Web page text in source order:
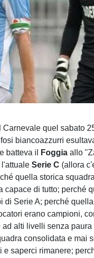
Carnevale quel sabato
biancoazzurri
batteva il Foggia allo
l'attualeSerie C (allora
quella storica
capace di tutto; perché
di Serie A; perché
erano campioni,
ad alti livelli senza
consolidata e mai
e saperci rimanere;